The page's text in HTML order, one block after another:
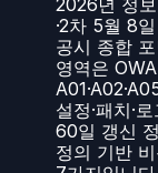
2026년 정
·2차 5월 8
공시 종합
영역은
설정·패치·
60일 갱신
정의 기반